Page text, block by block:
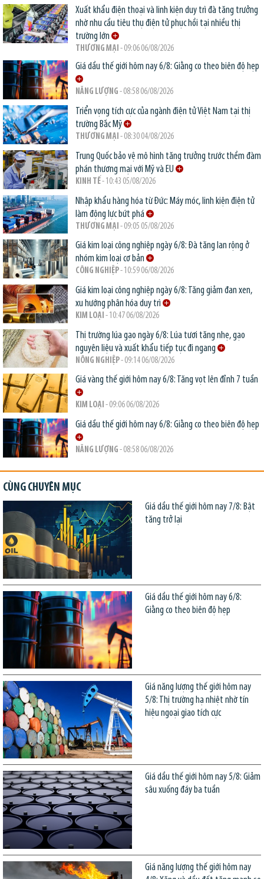
Xuất khẩu điện thoại và linh kiện duy trì đà tăng trưởng
nhờ nhu cầu tiêu thụ điện tử phục hồi tại nhiều thị
trường lớn
THƯƠNG MẠI - 09:06 06/08/2026
Giá dầu thế giới hôm nay 6/8: Giằng co theo biên độ hẹp
NĂNG LƯỢNG - 08:58 06/08/2026
Triển vọng tích cực của ngành điện tử Việt Nam tại thị
trường Bắc Mỹ
THƯƠNG MẠI - 08:30 04/08/2026
Trung Quốc bảo vệ mô hình tăng trưởng trước thềm đàm
phán thương mại với Mỹ và EU
KINH TẾ- 10:43 05/08/2026
Nhập khẩu hàng hóa từ Đức: Máy móc, linh kiện điện tử
làm động lực bứt phá
THƯƠNG MẠI - 09:05 05/08/2026
Giá kim loại công nghiệp ngày 6/8: Đà tăng lan rộng ở
nhóm kim loại cơ bản
CÔNG NGHIỆP- 10:59 06/08/2026
Giá kim loại công nghiệp ngày 6/8: Tăng giảm đan xen,
xu hướng phân hóa duy trì
KIM LOẠI - 10:47 06/08/2026
Thị trường lúa gạo ngày 6/8: Lúa tươi tăng nhẹ, gạo
nguyên liệu và xuất khẩu tiếp tục đi ngang
NÔNG NGHIỆP- 09:14 06/08/2026
Giá vàng thế giới hôm nay 6/8: Tăng vọt lên đỉnh 7 tuần
KIM LOẠI - 09:06 06/08/2026
Giá dầu thế giới hôm nay 6/8: Giằng co theo biên độ hẹp
NĂNG LƯỢNG - 08:58 06/08/2026
CÙNG CHUYÊN MỤC
Giá dầu thế giới hôm nay 7/8: Bật
tăng trở lại
Giá dầu thế giới hôm nay 6/8:
Giằng co theo biên độ hẹp
Giá năng lượng thế giới hôm nay
5/8: Thị trường hạ nhiệt nhờ tín
hiệu ngoại giao tích cực
Giá dầu thế giới hôm nay 5/8: Giảm
sâu xuống đáy ba tuần
Giá năng lượng thế giới hôm nay